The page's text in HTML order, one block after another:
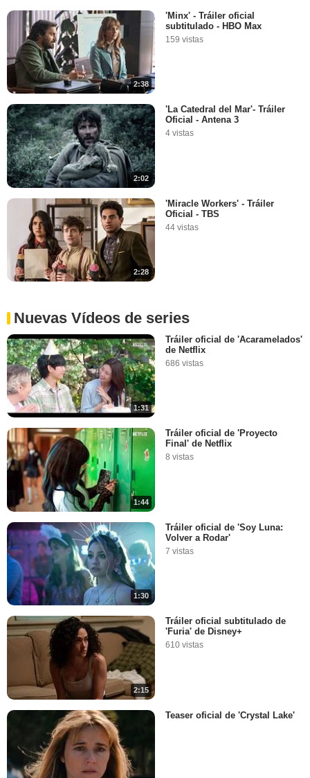
2:38
'Minx' - Tráiler oficial
subtitulado - HBO Max
159 vistas
2:02
'La Catedral del Mar'- Tráiler
Oficial - Antena 3
4 vistas
2:28
'Miracle Workers' - Tráiler
Oficial - TBS
44 vistas
Nuevas Vídeos de series
1:31
Tráiler oficial de 'Acaramelados'
de Netflix
686 vistas
1:44
Tráiler oficial de 'Proyecto
Final' de Netflix
8 vistas
1:30
Tráiler oficial de 'Soy Luna:
Volver a Rodar'
7 vistas
2:15
Tráiler oficial subtitulado de
'Furia' de Disney+
610 vistas
Teaser oficial de 'Crystal Lake'